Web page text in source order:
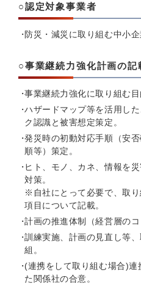
○認定対象事業者
防災・減災に取り組む中小
○事業継続力強化計画の記
事業継続力強化に取り組む
ハザードマップ等を活用し
ク認識と被害想定策定。
発災時の初動対応手順（安
順等）策定。
ヒト、モノ、カネ、情報を
対策。
※自社にとって必要で、取
項目について記載。
計画の推進体制（経営層のコ
訓練実施、計画の見直し等
組。
(連携をして取り組む場合)
た関係社の合意。